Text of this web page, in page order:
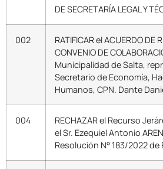
DE SECRETARÍA LEGAL Y
002
RATIFICAR el ACUERDO DE
CONVENIO DE
Municipalidad de Salta,
Secretario de Economía,
Humanos, CPN. Dante
004
RECHAZAR el Recurso
el Sr. Ezequiel Antonio
Resolución N° 183/2022